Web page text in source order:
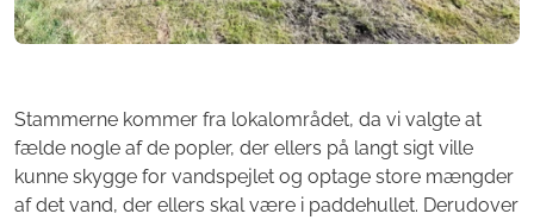
Stammerne kommer fra lokalområdet, da vi valgte at
fælde nogle af de popler, der ellers på langt sigt ville
kunne skygge for vandspejlet og optage store mængder
af det vand, der ellers skal være i paddehullet. Derudover